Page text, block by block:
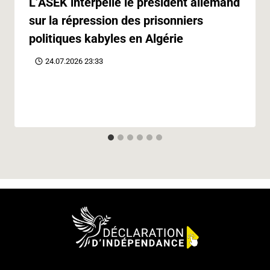
sur la répression des prisonniers
politiques kabyles en Algérie
24.07.2026 23:33